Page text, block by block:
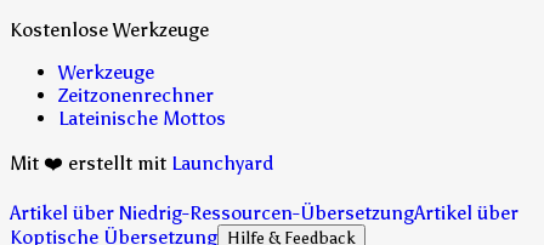
Kostenlose Werkzeuge
Werkzeuge
Zeitzonenrechner
Lateinische Mottos
Mit ❤️ erstellt mit Launchyard
Artikel über Niedrig-Ressourcen-ÜbersetzungArtikel über
Koptische Übersetzung Hilfe & Feedback